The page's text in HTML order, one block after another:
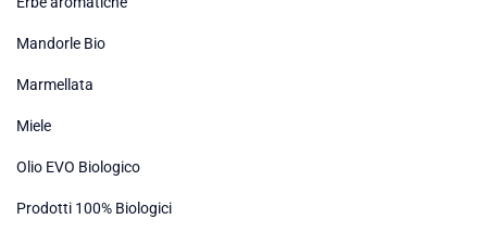
Mandorle Bio
Marmellata
Miele
Olio EVO Biologico
Prodotti 100% Biologici